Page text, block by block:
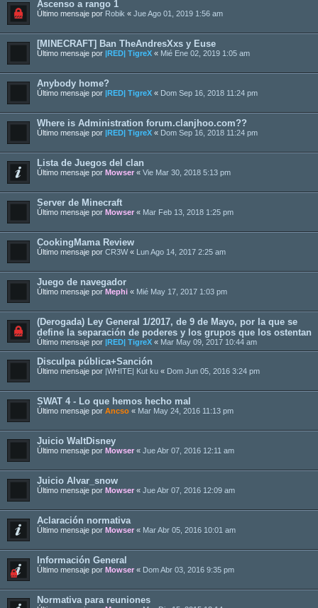
Ascenso a rango 1
Último mensaje por Robik « Jue Ago 01, 2019 1:56 am
[MINECRAFT] Ban TheAndresXxs y Euse
Último mensaje por |RED| TigreX « Mié Ene 02, 2019 1:05 am
Anybody home?
Último mensaje por |RED| TigreX « Dom Sep 16, 2018 11:24 pm
Where is Administration forum.clanjhoo.com??
Último mensaje por |RED| TigreX « Dom Sep 16, 2018 11:24 pm
Lista de Juegos del clan
Último mensaje por Mowser « Vie Mar 30, 2018 5:13 pm
Server de Minecraft
Último mensaje por Mowser « Mar Feb 13, 2018 1:25 pm
CookingMama Review
Último mensaje por CR3W« Lun Ago 14, 2017 2:25 am
Juego de navegador
Último mensaje por Mephi « Mié May 17, 2017 1:03 pm
(Derogada) Ley General 1/2017, de 9 de Mayo, por la que se
define la separación de poderes y los grupos que los ostentan
Último mensaje por |RED| TigreX « Mar May 09, 2017 10:44 am
Disculpa pública+Sanción
Último mensaje por |WHITE| Kut ku « Dom Jun 05, 2016 3:24 pm
SWAT 4 - Lo que hemos hecho mal
Último mensaje por Ancso « Mar May 24, 2016 11:13 pm
Juicio WaltDisney
Último mensaje por Mowser « Jue Abr 07, 2016 12:11 am
Juicio Alvar_snow
Último mensaje por Mowser « Jue Abr 07, 2016 12:09 am
Aclaración normativa
Último mensaje por Mowser « Mar Abr 05, 2016 10:01 am
Información General
Último mensaje por Mowser « Dom Abr 03, 2016 9:35 pm
Normativa para reuniones